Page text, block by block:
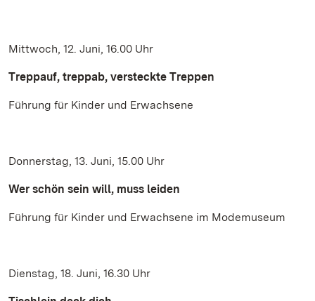
Mittwoch, 12. Juni, 16.00 Uhr
Treppauf, treppab, versteckte Treppen
Führung für Kinder und Erwachsene
Donnerstag, 13. Juni, 15.00 Uhr
Wer schön sein will, muss leiden
Führung für Kinder und Erwachsene im Modemuseum
Dienstag, 18. Juni, 16.30 Uhr